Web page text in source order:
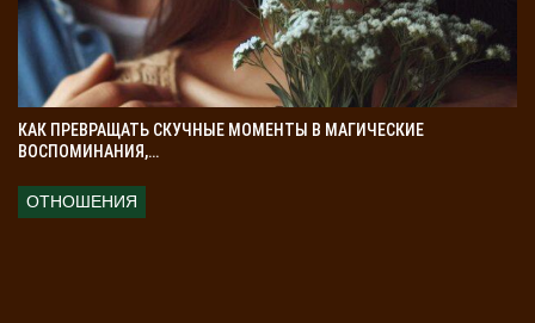
Их нельзя оставлять дома.
Ткань и миска. Ткань постирайте в солёной воде.
Соль очищает от негатива. Миску, в которой
плавили воск, промойте в солёной воде. Больше
не используйте её в обычных целях.
После утилизации всех предметов поблагодарите
высшие силы. Это завершает ритуал. Все предметы
КАК ПРЕВРАЩАТЬ СКУЧНЫЕ МОМЕНТЫ В МАГИЧЕСКИЕ
ВОСПОМИНАНИЯ,…
ОТНОШЕНИЯ